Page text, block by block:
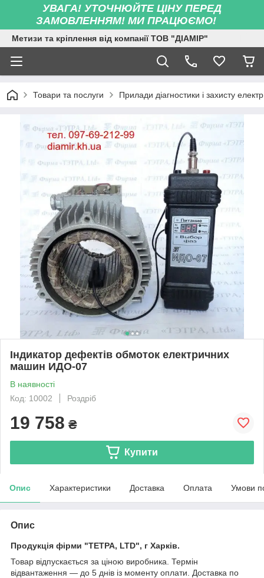
УВАГА! УТОЧНЮЙТЕ ЦІНУ ПЕРЕД
ЗАМОВЛЕННЯМ! МИ ПРАЦЮЄМО!
Метизи та кріплення від компанії ТОВ "ДІАМІР"
Товари та послуги Прилади діагностики і захисту
Індикатор дефектів обмоток електричних
машин ИДО-07
В наявності
Код: 10002
Роздріб
19 758 ₴
Купити
Опис Характеристики Доставка Оплата Умови
Опис
Продукція фірми "ТЕТРА, LTD", г Харків.
Товар відпускається за ціною виробника. Термін
відвантаження — до 5 днів із моменту оплати. Доставка по